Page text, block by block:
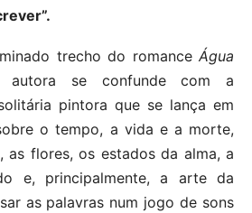
trecho do romance Água
se confunde com a
pintora que se lança em
o tempo, a vida e a morte,
as flores, os estados da alma, a
e, principalmente, a arte da
as palavras num jogo de sons